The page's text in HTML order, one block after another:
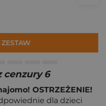
cenzury 6
OSTRZEŻENIE!
dla dzieci